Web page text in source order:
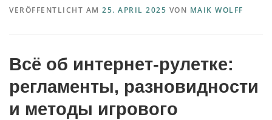
VERÖFFENTLICHT AM 25. APRIL 2025 VON MAIK WOLFF
Всё об интернет-рулетке:
регламенты, разновидности
и методы игрового